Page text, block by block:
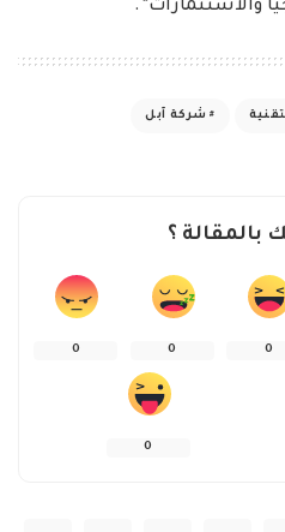
والاستثمارات”.
شركة آبل
بالمقالة ؟
0
0
0
0